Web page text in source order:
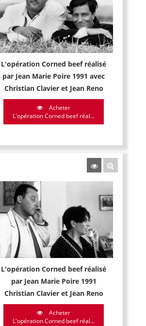
L'opération Corned beef réalisé
par Jean Marie Poire 1991 avec
Christian Clavier et Jean Reno
Acheter
L'opération Corned beef réal...
L'opération Corned beef réalisé
par Jean Marie Poire 1991
Christian Clavier et Jean Reno
Acheter
L'opération Corned beef réal...